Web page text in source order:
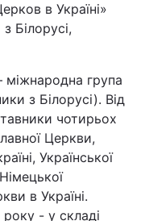
в Україні»
Білорусі,
міжнародна група
з Білорусі). Від
чотирьох
Церкви,
Української
в Україні.
року - у складі